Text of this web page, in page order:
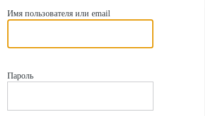
Имя пользователя или email
Пароль